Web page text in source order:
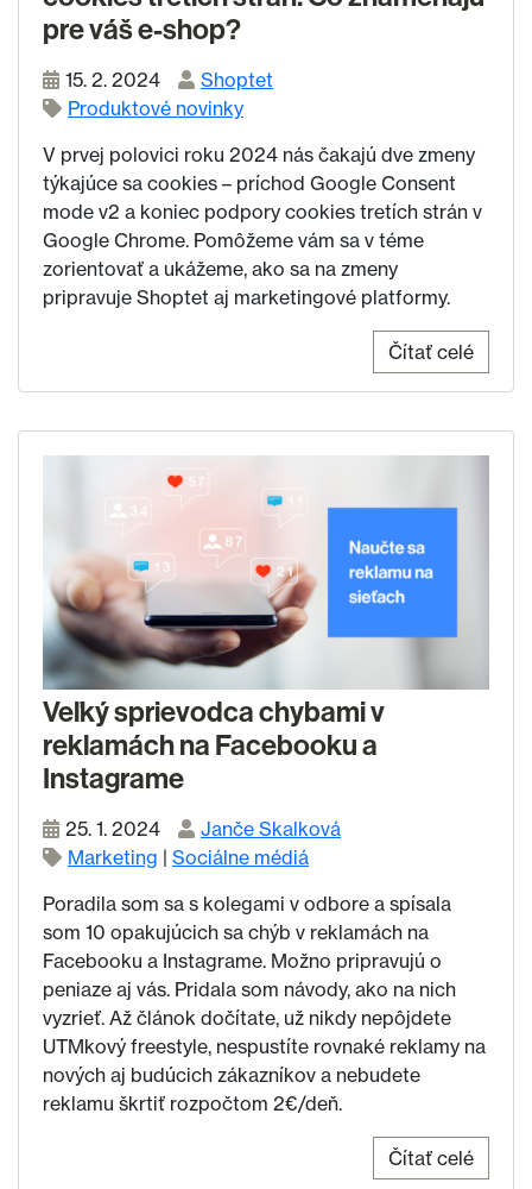
pre váš e-shop?
15. 2. 2024
Shoptet
Produktové novinky
V prvej polovici roku 2024 nás čakajú dve zmeny
týkajúce sa cookies – príchod Google Consent
mode v2 a koniec podpory cookies tretích strán v
Google Chrome. Pomôžeme vám sa v téme
zorientovať a ukážeme, ako sa na zmeny
pripravuje Shoptet aj marketingové platformy.
Čítať celé
Veľký sprievodca chybami v
reklamách na Facebooku a
Instagrame
25. 1. 2024
Janče Skalková
Marketing | Sociálne médiá
Poradila som sa s kolegami v odbore a spísala
som 10 opakujúcich sa chýb v reklamách na
Facebooku a Instagrame. Možno pripravujú o
peniaze aj vás. Pridala som návody, ako na nich
vyzrieť. Až článok dočítate, už nikdy nepôjdete
UTMkový freestyle, nespustíte rovnaké reklamy na
nových aj budúcich zákazníkov a nebudete
reklamu škrtiť rozpočtom 2€/deň.
Čítať celé